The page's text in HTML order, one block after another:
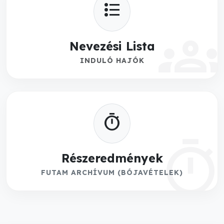
format_list_bulleted
Nevezési Lista
INDULÓ HAJÓK
timer
timer
Részeredmények
FUTAM ARCHÍVUM (BÓJAVÉTELEK)